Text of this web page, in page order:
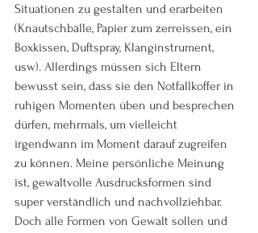
Situationen zu gestalten und erarbeiten
(Knautschbälle, Papier zum zerreissen, ein
Boxkissen, Duftspray, Klanginstrument,
usw). Allerdings müssen sich Eltern
bewusst sein, dass sie den Notfallkoffer in
ruhigen Momenten üben und besprechen
dürfen, mehrmals, um vielleicht
irgendwann im Moment darauf zugreifen
zu können. Meine persönliche Meinung
ist, gewaltvolle Ausdrucksformen sind
super verständlich und nachvollziehbar.
Doch alle Formen von Gewalt sollen und